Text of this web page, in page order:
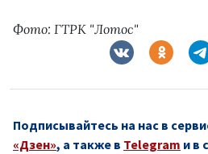
Фото: ГТРК "Лотос"
Подписывайтесь на нас в
«Дзен», а также в Telegram и в